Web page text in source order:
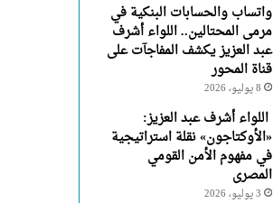
واتساب والحسابات البنكية في
مرمى المحتالين.. اللواء أشرف
عبد العزيز يكشف المفاجآت على
قناة المحور
8 يوليو، 2026
اللواء أشرف عبد العزيز:
«الأوكتاجون» نقلة استراتيجية
في مفهوم الأمن القومي
المصرى
3 يوليو، 2026